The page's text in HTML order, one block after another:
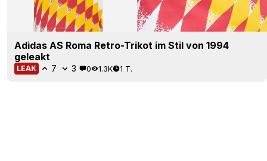
Adidas AS Roma Retro-Trikot im Stil von 1994
geleakt
LEAK 7 3 0 1.3K 1 T.